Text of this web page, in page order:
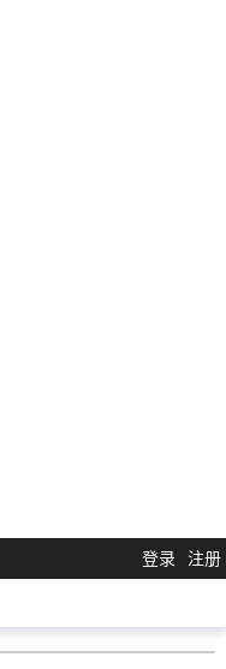
登录 注册